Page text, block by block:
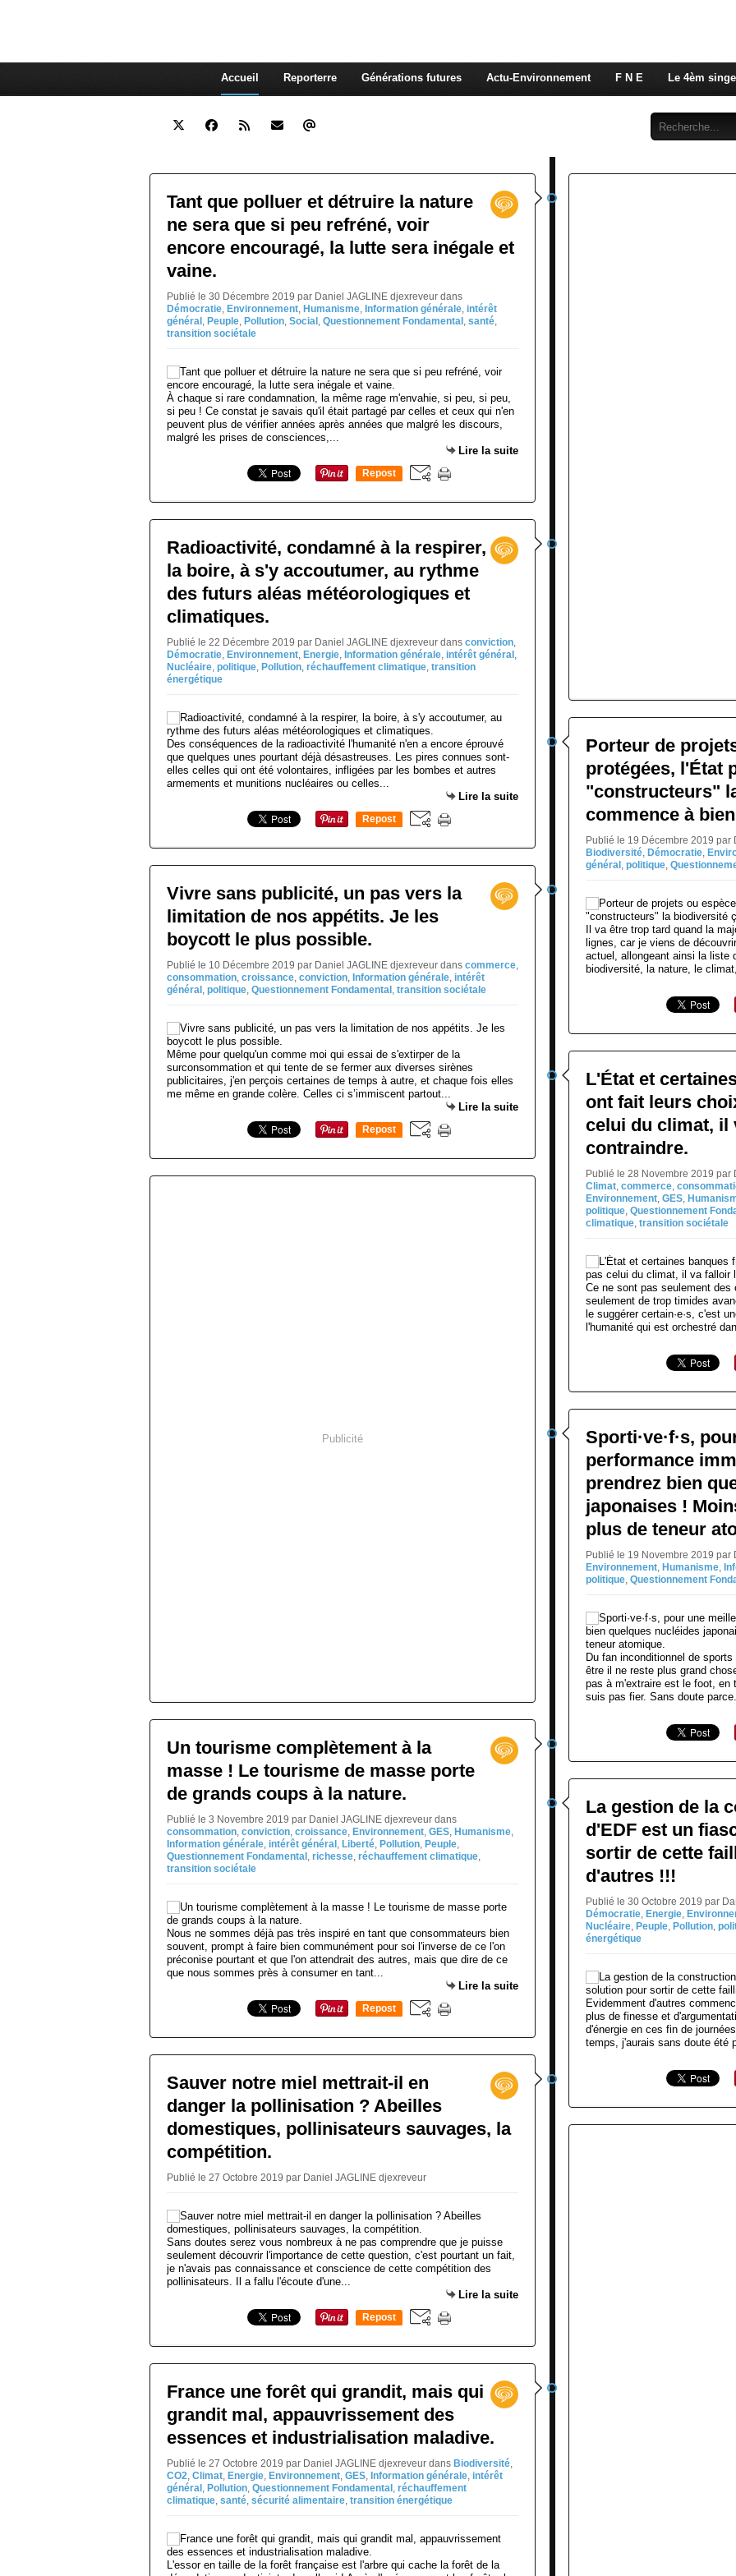
Accueil Reporterre Générations futures Actu-Environnement F N E Le 4èm singe
Tant que polluer et détruire la nature
ne sera que si peu refréné, voir
encore encouragé, la lutte sera inégale et
vaine.
Publié le 30 Décembre 2019 par Daniel JAGLINE djexreveur dans
Démocratie, Environnement, Humanisme, Information générale, intérêt
général , Peuple, Pollution, Social , Questionnement Fondamental , santé,
transition sociétale
À chaque si rare condamnation, la même rage m'envahie, si peu, si peu,
si peu ! Ce constat je savais qu'il était partagé par celles et ceux qui n'en
peuvent plus de vérifier années après années que malgré les discours,
malgré les prises de consciences,...
Lire la suite
Repost
Radioactivité, condamné à la respirer,
la boire, à s'y accoutumer, au rythme
des futurs aléas météorologiques et
climatiques.
Publié le 22 Décembre 2019 par Daniel JAGLINE djexreveur dans conviction,
Démocratie, Environnement, Energie, Information générale, intérêt général ,
Nucléaire, politique, Pollution, réchauffement climatique, transition
énergétique
Des conséquences de la radioactivité l'humanité n'en a encore éprouvé
que quelques unes pourtant déjà désastreuses. Les pires connues sont-
elles celles qui ont été volontaires, infligées par les bombes et autres
armements et munitions nucléaires ou celles...
Lire la suite
Repost
Vivre sans publicité, un pas vers la
limitation de nos appétits. Je les
boycott le plus possible.
Publié le 10 Décembre 2019 par Daniel JAGLINE djexreveur dans commerce,
consommation, croissance, conviction, Information générale, intérêt
général , politique, Questionnement Fondamental , transition sociétale
Même pour quelqu'un comme moi qui essai de s'extirper de la
surconsommation et qui tente de se fermer aux diverses sirènes
publicitaires, j'en perçois certaines de temps à autre, et chaque fois elles
me même en grande colère. Celles ci s’immiscent partout...
Lire la suite
Repost
Publicité
Un tourisme complètement à la
masse ! Le tourisme de masse porte
de grands coups à la nature.
Publié le 3 Novembre 2019 par Daniel JAGLINE djexreveur dans
consommation, conviction, croissance, Environnement, GES, Humanisme,
Information générale, intérêt général , Liberté, Pollution, Peuple,
Questionnement Fondamental , richesse, réchauffement climatique,
transition sociétale
Nous ne sommes déjà pas très inspiré en tant que consommateurs bien
souvent, prompt à faire bien communément pour soi l'inverse de ce l'on
préconise pourtant et que l'on attendrait des autres, mais que dire de ce
que nous sommes près à consumer en tant...
Lire la suite
Repost
Sauver notre miel mettrait-il en
danger la pollinisation ? Abeilles
domestiques, pollinisateurs sauvages, la
compétition.
Publié le 27 Octobre 2019 par Daniel JAGLINE djexreveur
Sans doutes serez vous nombreux à ne pas comprendre que je puisse
seulement découvrir l'importance de cette question, c'est pourtant un fait,
je n'avais pas connaissance et conscience de cette compétition des
pollinisateurs. Il a fallu l'écoute d'une...
Lire la suite
Repost
France une forêt qui grandit, mais qui
grandit mal, appauvrissement des
essences et industrialisation maladive.
Publié le 27 Octobre 2019 par Daniel JAGLINE djexreveur dans Biodiversité,
CO2, Climat, Energie, Environnement, GES, Information générale, intérêt
général , Pollution, Questionnement Fondamental , réchauffement
climatique, santé, sécurité alimentaire, transition énergétique
L'essor en taille de la forêt française est l'arbre qui cache la forêt de la
Porteur de
protégées, l'État
"constructeurs"
commence à
Publié le 19 Décembre 2019 par
Biodiversité, Démocratie,
général , politique,
Il va être trop tard quand la
lignes, car je viens de
actuel, allongeant ainsi la liste
biodiversité, la nature, le
L'État et
ont fait leurs
celui du climat, il
contraindre.
Publié le 28 Novembre 2019 par
Climat, commerce,
Environnement, GES,
politique, Questionnement
climatique, transition sociétale
Ce ne sont pas seulement
seulement de trop timides
le suggérer certain·e·s, c'est
l'humanité qui est orchestré
Sporti·ve·f·s,
performance
prendrez bien
japonaises !
plus de teneur
Publié le 19 Novembre 2019 par
Environnement, Humanisme,
politique, Questionnement
Du fan inconditionnel de
être il ne reste plus grand
pas à m'extraire est le foot, en
suis pas fier. Sans doute
La gestion de la
d'EDF est un
sortir de cette
d'autres !!!
Publié le 30 Octobre 2019 par
Démocratie, Energie,
Nucléaire, Peuple, Pollution,
énergétique
Evidemment d'autres
plus de finesse et
d'énergie en ces fin de
temps, j'aurais sans doute été